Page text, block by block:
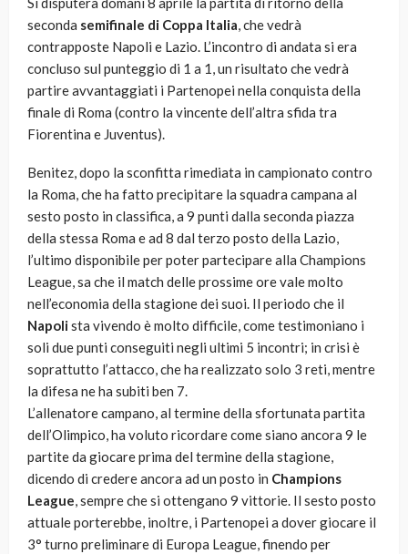
seconda semifinale di Coppa Italia, che vedrà
contrapposte Napoli e Lazio. L’incontro di andata si era
concluso sul punteggio di 1 a 1, un risultato che vedrà
partire avvantaggiati i Partenopei nella conquista della
finale di Roma (contro la vincente dell’altra sfida tra
Fiorentina e Juventus).
Benitez, dopo la sconfitta rimediata in campionato contro
la Roma, che ha fatto precipitare la squadra campana al
sesto posto in classifica, a 9 punti dalla seconda piazza
della stessa Roma e ad 8 dal terzo posto della Lazio,
l’ultimo disponibile per poter partecipare alla Champions
League, sa che il match delle prossime ore vale molto
nell’economia della stagione dei suoi. Il periodo che il
Napolista vivendo è molto difficile, come testimoniano i
soli due punti conseguiti negli ultimi 5 incontri; in crisi è
soprattutto l’attacco, che ha realizzato solo 3 reti, mentre
la difesa ne ha subiti ben 7.
L’allenatore campano, al termine della sfortunata partita
dell’Olimpico, ha voluto ricordare come siano ancora 9 le
partite da giocare prima del termine della stagione,
dicendo di credere ancora ad un posto in Champions
League, sempre che si ottengano 9 vittorie. Il sesto posto
attuale porterebbe, inoltre, i Partenopei a dover giocare il
3° turno preliminare di Europa League, finendo per